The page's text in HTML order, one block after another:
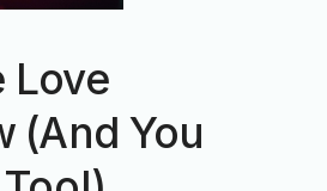
Love
(And You